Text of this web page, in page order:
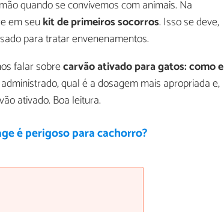
quando se convivemos com animais. Na
em seukit de primeiros socorros. Isso se deve,
para tratar envenenamentos.
falar sobrecarvão ativado para gatos: como e
qual é a dosagem mais apropriada e,
ativado. Boa leitura.
é perigoso para cachorro?